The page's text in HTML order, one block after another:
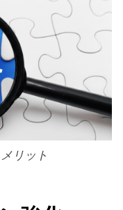
リット